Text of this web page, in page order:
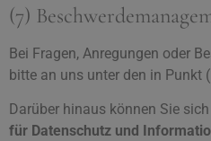
(7)
Bei Fragen, Anregungen oder
bitte an uns unter den in Punkt
Darüber hinaus können Sie
für Datenschutz und